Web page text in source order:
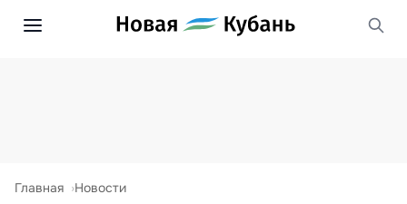
Главная Новости